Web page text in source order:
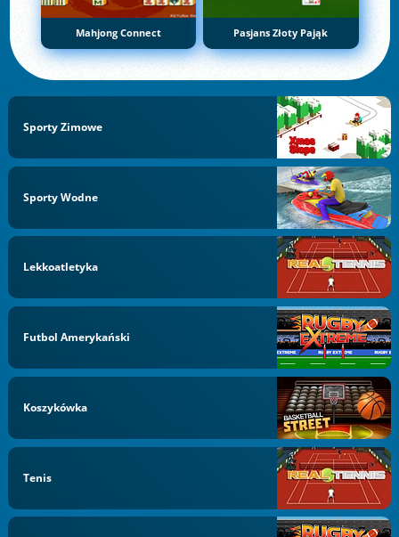
Mahjong Connect Pasjans Złoty Pająk
Sporty Zimowe
Sporty Wodne
Lekkoatletyka
Futbol Amerykański
Koszykówka
Tenis